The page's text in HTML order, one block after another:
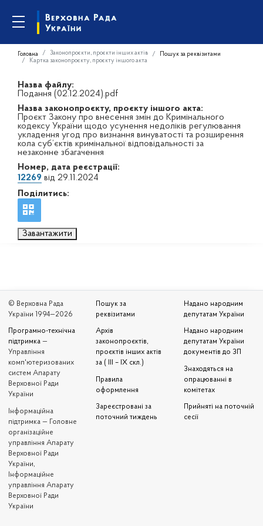
Головна Законопроєкти, проєкти інших актів
Пошук за реквізитами
Картка законопроєкту, проєкту іншого акта
Назва файлу:
Подання (02.12.2024).pdf
Назва законопроєкту, проєкту іншого акта:
Проєкт Закону про внесення змін до Кримінального
кодексу України щодо усунення недоліків регулювання
укладення угод про визнання винуватості та розширення
кола суб’єктів кримінальної відповідальності за
незаконне збагачення
Номер, дата реєстрації:
12269 від 29.11.2024
Поділитись:
Завантажити
© Верховна Рада
України 1994—2026
Програмно-технічна
підтримка —
Управління
комп'ютеризованих
систем Апарату
Верховної Ради
України
Iнформаційна
підтримка — Головне
організаційне
управління Апарату
Верховної Ради
України,
Інформаційне
управління Апарату
Верховної Ради
України
Пошук за
реквізитами
Архів
законопроєктів,
проєктів інших актів
за ( III – IX скл.)
Правила
оформлення
Зареєстровані за
поточний тиждень
Надано народним
депутатам України
Надано народним
депутатам України
документів до ЗП
Знаходяться на
опрацюванні в
комітетах
Прийняті на поточній
сесії